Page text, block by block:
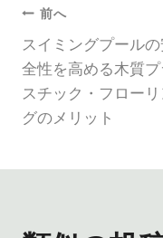
投
稿
ナ
前へ
スイミングプールの
全性を高める木質プ
スチック・フローリ
グのメリット